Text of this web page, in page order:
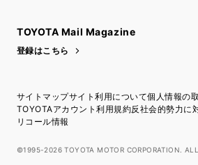
TOYOTA Mail Magazine
登録はこちら
サイトマップサイト利用について個人情報の
TOYOTAアカウント利用規約反社会的勢力に
リコール情報
©1995-2026 TOYOTA MOTOR CORPORATION. ALL